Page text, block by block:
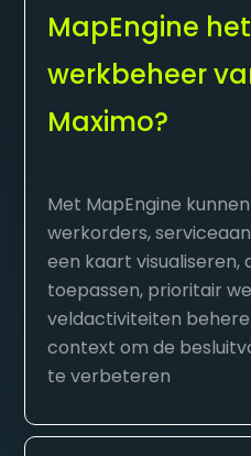
MapEngine het
werkbeheer
Maximo?
Met MapEngine
werkorders,
een kaart visualiseren,
toepassen, prioritair
veldactiviteiten
context om de
te verbeteren